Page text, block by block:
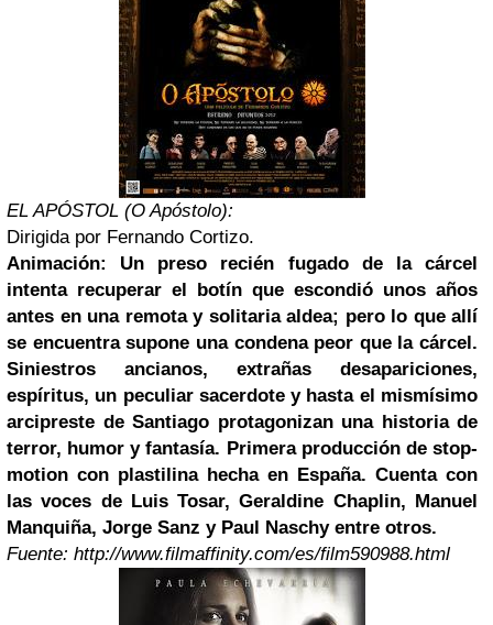
EL APÓSTOL (O Apóstolo):
Dirigida por Fernando Cortizo.
Animación: Un preso recién fugado de la cárcel
intenta recuperar el botín que escondió unos años
antes en una remota y solitaria aldea; pero lo que allí
se encuentra supone una condena peor que la cárcel.
Siniestros ancianos, extrañas desapariciones,
espíritus, un peculiar sacerdote y hasta el mismísimo
arcipreste de Santiago protagonizan una historia de
terror, humor y fantasía. Primera producción de stop-
motion con plastilina hecha en España. Cuenta con
las voces de Luis Tosar, Geraldine Chaplin, Manuel
Manquiña, Jorge Sanz y Paul Naschyentre otros.
Fuente: http://www.filmaffinity.com/es/film590988.html